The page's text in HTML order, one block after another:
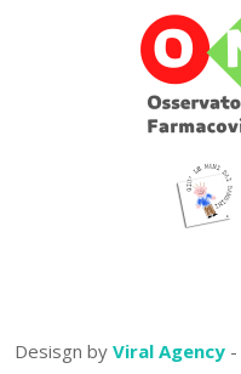
Desisgn by Viral Agency -